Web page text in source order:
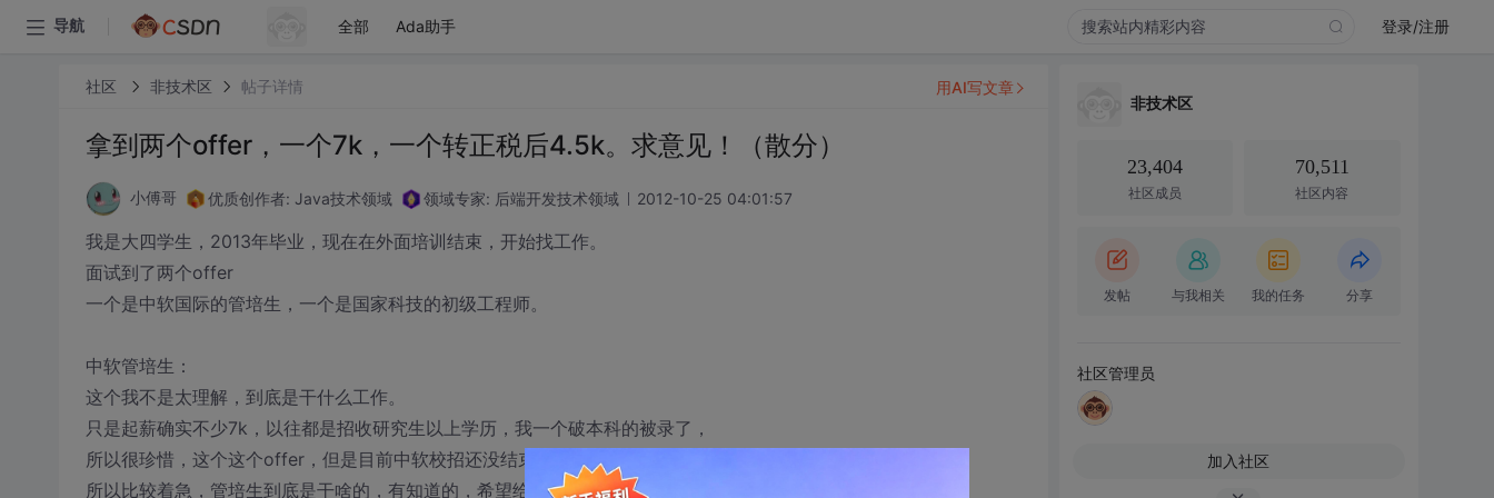
导航 全部 Ada助手 登录/注册
社区 非技术区 帖子详情
拿到两个offer，一个7k，一个转正税后4.5k。求意见！（散分）
小傅哥 优质创作者: Java技术领域 领域专家: 后端开发技术领域 2012-10-25 04:01:57
我是大四学生，2013年毕业，现在在外面培训结束，开始找工作。
面试到了两个offer
一个是中软国际的管培生，一个是国家科技的初级工程师。
中软管培生：
这个我不是太理解，到底是干什么工作。
只是起薪确实不少7k，以往都是招收研究生以上学历，我一个破本科的被录了，
所以很珍惜，这个这个offer，但是目前中软校招还没结束，得结束了，等具体通知。
所以比较着急，管培生到底是干啥的，有知道的，希望给留言下。谢谢啊！
用AI写文章
非技术区
23,404
社区成员
70,511
社区内容
发帖 与我相关 我的任务 分享
社区管理员
加入社区